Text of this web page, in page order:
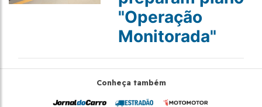
"Operação
Monitorada"
Conheça também